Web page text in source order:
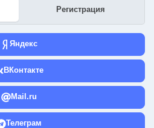
Регистрация
Яндекс
ВКонтакте
Mail.ru
Телеграм